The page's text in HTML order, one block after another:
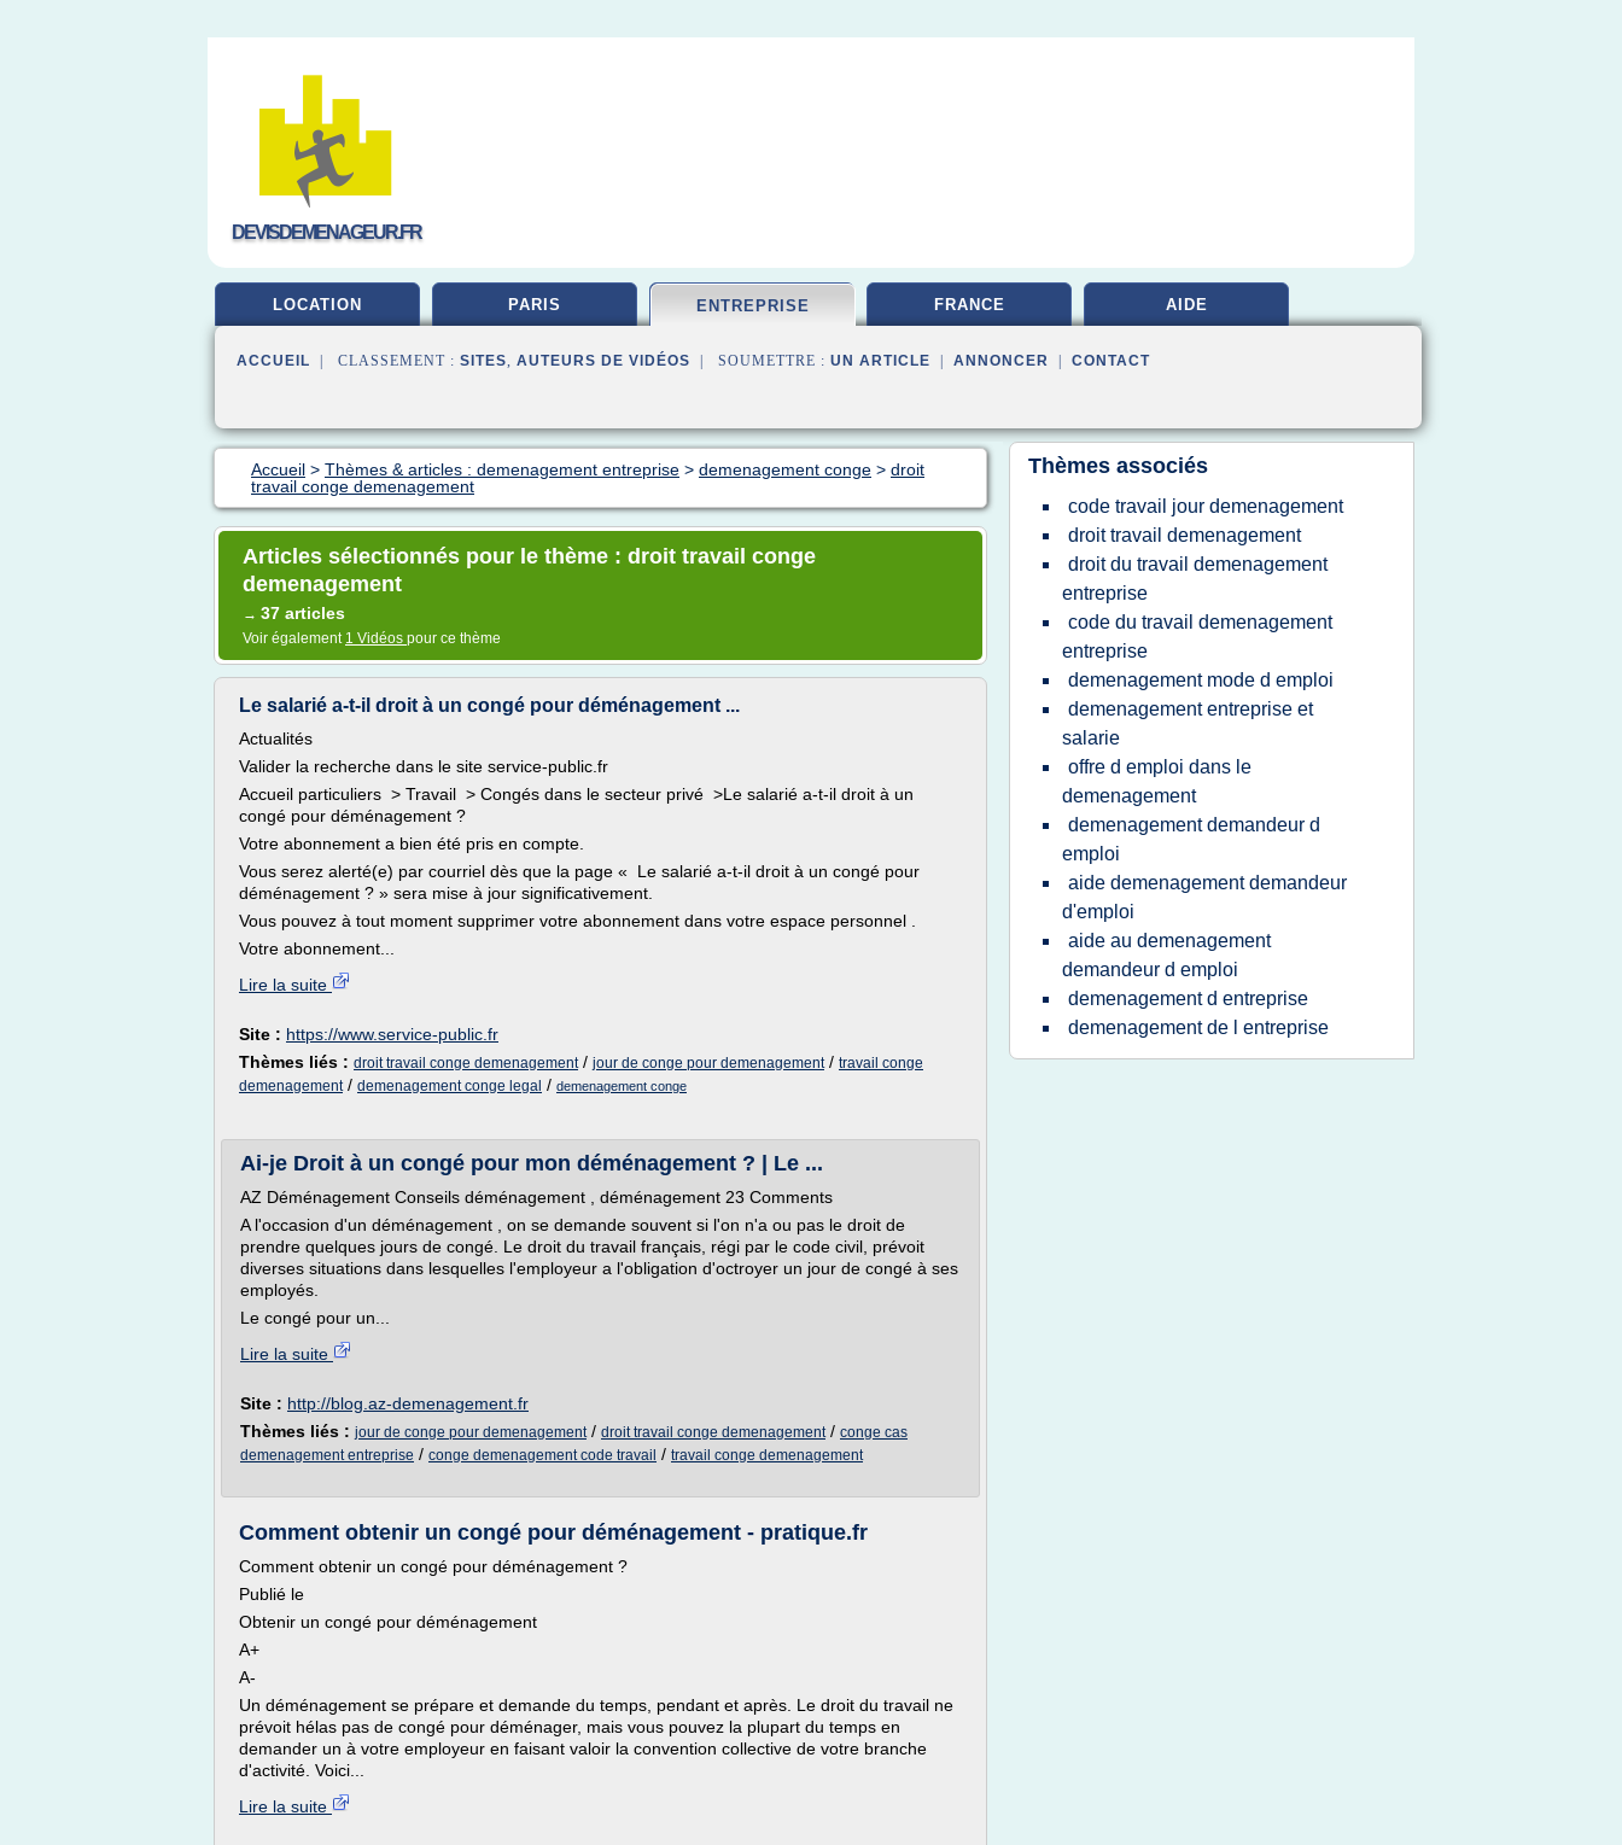
DEVISDEMENAGEUR.FR
LOCATION PARIS ENTREPRISE FRANCE AIDE
ACCUEIL | CLASSEMENT : SITES, AUTEURS DE VIDÉOS | SOUMETTRE : UN ARTICLE ANNONCER CONTACT
Accueil > Thèmes & articles : demenagement entreprise > demenagement conge > droit
travail conge demenagement
Articles sélectionnés pour le thème : droit travail conge
demenagement
→ 37 articles
Voir également 1 Vidéos pour ce thème
Le salarié a-t-il droit à un congé pour déménagement ...
Actualités
Valider la recherche dans le site service-public.fr
Accueil particuliers > Travail > Congés dans le secteur privé >Le salarié a-t-il droit à un
congé pour déménagement ?
Votre abonnement a bien été pris en compte.
Vous serez alerté(e) par courriel dès que la page « Le salarié a-t-il droit à un congé pour
déménagement ? » sera mise à jour significativement.
Vous pouvez à tout moment supprimer votre abonnement dans votre espace personnel .
Votre abonnement...
Lire la suite
Site : https://www.service-public.fr
Thèmes liés : droit travail conge demenagement/ jour de conge pour demenagement/ travail conge
demenagement/ demenagement conge legal / demenagement conge
Ai-je Droit à un congé pour mon déménagement ? | Le ...
AZ Déménagement Conseils déménagement , déménagement 23 Comments
A l'occasion d'un déménagement , on se demande souvent si l'on n'a ou pas le droit de
prendre quelques jours de congé. Le droit du travail français, régi par le code civil, prévoit
diverses situations dans lesquelles l'employeur a l'obligation d'octroyer un jour de congé à ses
employés.
Le congé pour un...
Lire la suite
Site : http://blog.az-demenagement.fr
Thèmes liés : jour de conge pour demenagement/ droit travail conge demenagement/ conge cas
demenagement entreprise / conge demenagement code travail / travail conge demenagement
Comment obtenir un congé pour déménagement - pratique.fr
Comment obtenir un congé pour déménagement ?
Publié le
Obtenir un congé pour déménagement
A+
A-
Un déménagement se prépare et demande du temps, pendant et après. Le droit du travail ne
prévoit hélas pas de congé pour déménager, mais vous pouvez la plupart du temps en
demander un à votre employeur en faisant valoir la convention collective de votre branche
d'activité. Voici...
Lire la suite
Thèmes associés
code travail jour demenagement
droit travail demenagement
droit du travail demenagement
entreprise
code du travail demenagement
entreprise
demenagement mode d emploi
demenagement entreprise et
salarie
offre d emploi dans le
demenagement
demenagement demandeur d
emploi
aide demenagement demandeur
d'emploi
aide au demenagement
demandeur d emploi
demenagement d entreprise
demenagement de l entreprise